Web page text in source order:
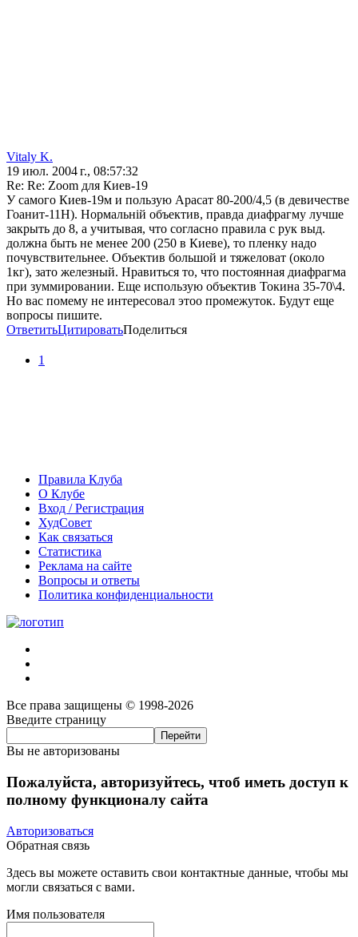
Vitaly K.
19 июл. 2004 г., 08:57:32
Re: Re: Zoom для Киев-19
У самого Киев-19м и пользую Арасат 80-200/4,5 (в девичестве
Гоанит-11Н). Нормальній объектив, правда диафрагму лучше
закрыть до 8, а учитывая, что согласно правила с рук выд.
должна быть не менее 200 (250 в Киеве), то пленку надо
почувствительнее. Объектив большой и тяжеловат (около
1кг), зато железный. Нравиться то, что постоянная диафрагма
при зуммировании. Еще использую объектив Токина 35-70\4.
Но вас помему не интересовал этоо промежуток. Будут еще
вопросы пишите.
ОтветитьЦитироватьПоделиться
1
Правила Клуба
О Клубе
Вход / Регистрация
ХудСовет
Как связаться
Статистика
Реклама на сайте
Вопросы и ответы
Политика конфиденциальности
Все права защищены © 1998-2026
Введите страницу
Вы не авторизованы
Пожалуйста, авторизуйтесь, чтоб иметь доступ к
полному функционалу сайта
Авторизоваться
Обратная связь
Здесь вы можете оставить свои контактные данные, чтобы мы
могли связаться с вами.
Имя пользователя